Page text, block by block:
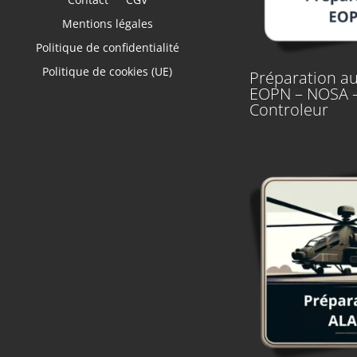
Mentions légales
Politique de confidentialité
Politique de cookies (UE)
Préparation
EOPN – NOSA
Controleur